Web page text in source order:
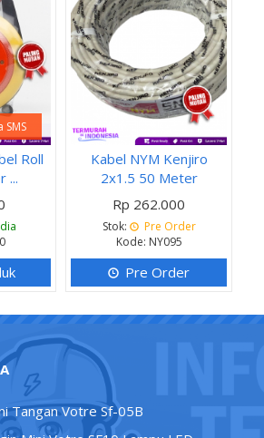
SMS
Roll
...
Kabel NYM Kenjiro
2x1.5 50 Meter
Rp 262.000
Stok:
Pre Order
Kode: NY095
Pre Order
Tangan Votre Sf-05B